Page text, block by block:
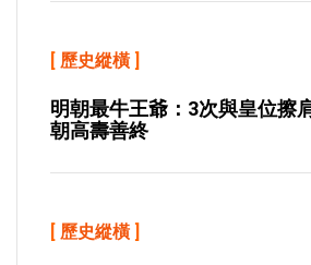
[ 歷史縱橫 ]
明朝最牛王爺：3次與皇位擦
朝高壽善終
[ 歷史縱橫 ]